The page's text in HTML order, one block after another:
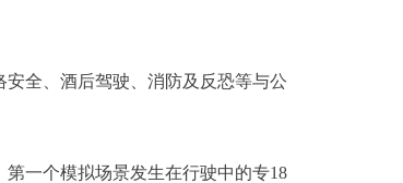
全、酒后驾驶、消防及反恐等与公
一个模拟场景发生在行驶中的专18